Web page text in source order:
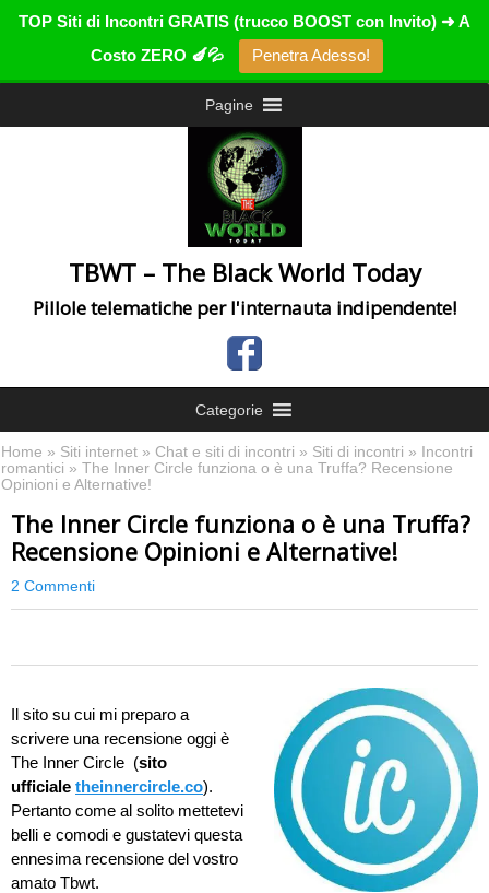
TOP Siti di Incontri GRATIS (trucco BOOST con Invito) ➜ A
Costo ZERO 🍆💦
Penetra Adesso!
Pagine
TBWT – The Black World Today
Pillole telematiche per l'internauta indipendente!
Categorie
Home » Siti internet » Chat e siti di incontri » Siti di incontri » Incontri
romantici » The Inner Circle funziona o è una Truffa? Recensione
Opinioni e Alternative!
The Inner Circle funziona o è una Truffa?
Recensione Opinioni e Alternative!
2 Commenti
Il sito su cui mi preparo a
scrivere una recensione oggi è
The Inner Circle (sito
ufficiale theinnercircle.co).
Pertanto come al solito mettetevi
belli e comodi e gustatevi questa
ennesima recensione del vostro
amato Tbwt.